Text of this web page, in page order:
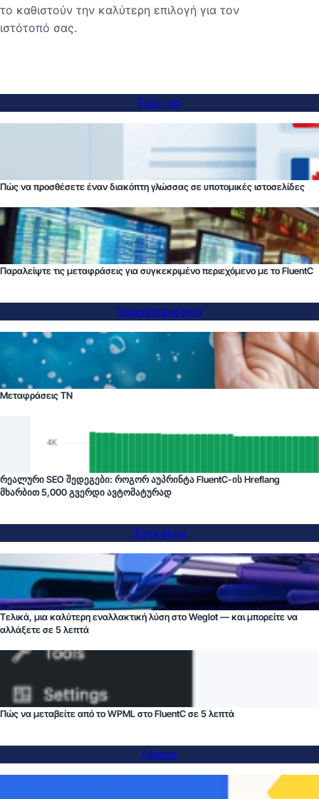
το καθιστούν την καλύτερη επιλογή για τον
ιστότοπό σας.
Πώς να
Πώς να προσθέσετε έναν διακόπτη γλώσσας σε υποτομικές ιστοσελίδες
Παραλείψτε τις μεταφράσεις για συγκεκριμένο περιεχόμενο με το FluentC
Χαρακτηριστικά
Μεταφράσεις ΤΝ
რეალური SEO შედეგები: როგორ აუპრინტა FluentC-ის Hreflang
მხარბით 5,000 გვერდი ავტომატურად
Συγκρίνω
Τελικά, μια καλύτερη εναλλακτική λύση στο Weglot — και μπορείτε να
αλλάξετε σε 5 λεπτά
Πώς να μεταβείτε από το WPML στο FluentC σε 5 λεπτά
Λύσεις